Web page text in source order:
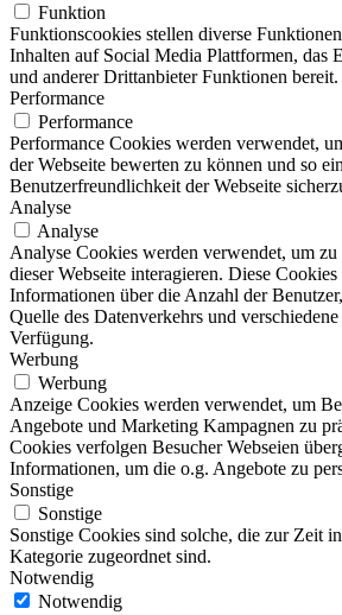
Funktion
Funktionscookies stellen diverse
Inhalten auf Social Media Plattformen, das
und anderer Drittanbieter Funktionen bereit.
Performance
Performance
Performance Cookies werden verwendet,
der Webseite bewerten zu können und so
Benutzerfreundlichkeit der Webseite
Analyse
Analyse
Analyse Cookies werden verwendet, um
dieser Webseite interagieren. Diese Cookies
Informationen über die Anzahl der
Quelle des Datenverkehrs und
Verfügung.
Werbung
Werbung
Anzeige Cookies werden verwendet, um
Angebote und Marketing Kampagnen zu
Cookies verfolgen Besucher Webseien
Informationen, um die o.g. Angebote zu
Sonstige
Sonstige
Sonstige Cookies sind solche, die zur Zeit
Kategorie zugeordnet sind.
Notwendig
Notwendig